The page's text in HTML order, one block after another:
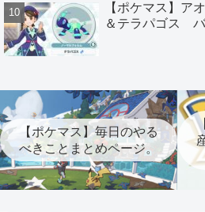
【ポケマス】ア
＆テラパゴス
【ポケマス】毎日のやる
べきことまとめページ。